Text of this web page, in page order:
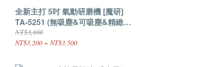
全新主打 5吋 氣動研磨機 [魔研]
TA-5251 (無吸塵&可吸塵&精緻版
&強力版) 平面 細部 除漆 研磨 修
補 板金 處理 平穩 輕盈
NT$3,600
NT$3,200 ~ NT$3,500